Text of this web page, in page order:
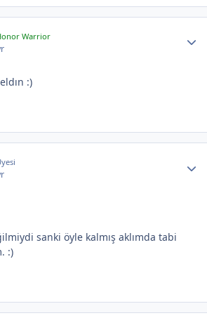
Warrior
:)
sanki öyle kalmış aklımda tabi
:)